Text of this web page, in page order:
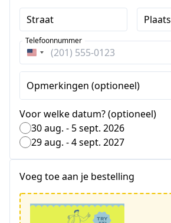
Straat Plaats
Verenigde
Staten
+1
Telefoonnummer
Opmerkingen (optioneel)
Voor welke datum? (optioneel)
30 aug. - 5 sept. 2026
29 aug. - 4 sept. 2027
Voeg toe aan je bestelling